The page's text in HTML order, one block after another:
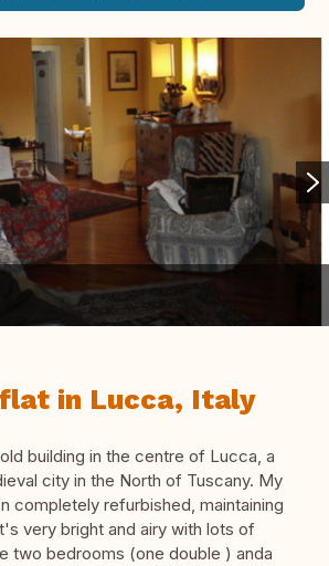
in Lucca, Italy
building in the centre of Lucca, a
city in the North of Tuscany. My
completely refurbished, maintaining
very bright and airy with lots of
two bedrooms (one double ) anda